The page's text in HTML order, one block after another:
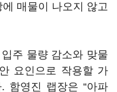
매물이 나오지 않고
주 물량 감소와 맞물
요인으로 작용할 가
함영진 랩장은 “아파